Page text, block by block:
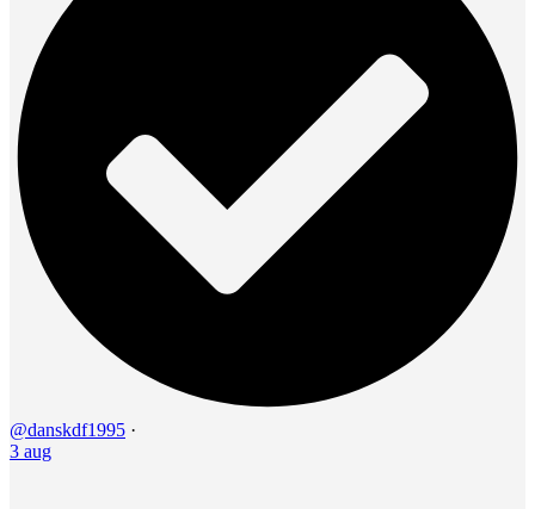
@danskdf1995 ·
3 aug